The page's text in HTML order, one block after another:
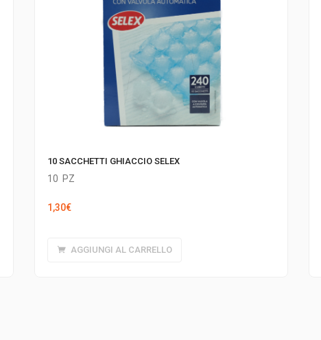
10 SACCHETTI GHIACCIO SELEX
10 PZ
1,30€
AGGIUNGI AL CARRELLO